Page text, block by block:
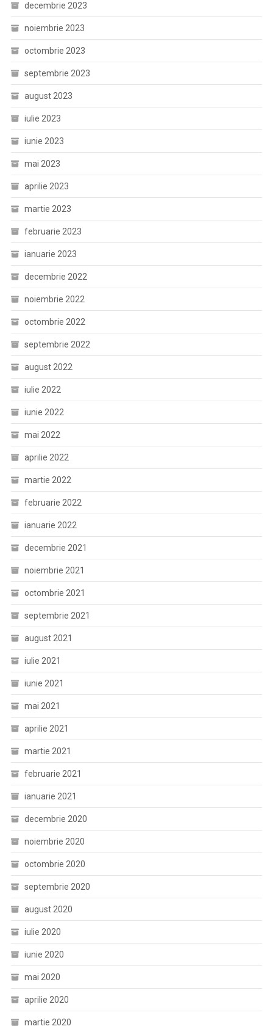
decembrie 2023
noiembrie 2023
octombrie 2023
septembrie 2023
august 2023
iulie 2023
iunie 2023
mai 2023
aprilie 2023
martie 2023
februarie 2023
ianuarie 2023
decembrie 2022
noiembrie 2022
octombrie 2022
septembrie 2022
august 2022
iulie 2022
iunie 2022
mai 2022
aprilie 2022
martie 2022
februarie 2022
ianuarie 2022
decembrie 2021
noiembrie 2021
octombrie 2021
septembrie 2021
august 2021
iulie 2021
iunie 2021
mai 2021
aprilie 2021
martie 2021
februarie 2021
ianuarie 2021
decembrie 2020
noiembrie 2020
octombrie 2020
septembrie 2020
august 2020
iulie 2020
iunie 2020
mai 2020
aprilie 2020
martie 2020